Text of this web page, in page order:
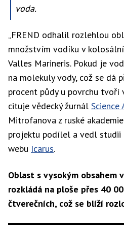
povrchem
voda.
„FREND odhalil rozlehlou
množstvím vodíku v
Valles Marineris. Pokud je
na molekuly vody, což se dá
procent půdy u povrchu tvoří
cituje vědecký žurnál Science
Mitrofanova z ruské
projektu podílel a vedl studii
webu Icarus.
Oblast s vysokým obsahem
rozkládá na ploše přes 40
čtverečních, což se blíží